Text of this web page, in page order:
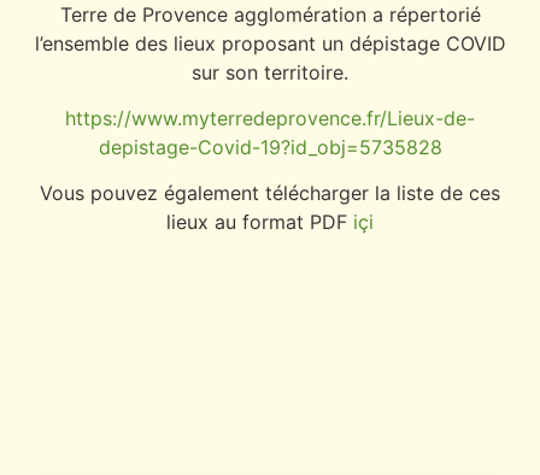
Terre de Provence agglomération a répertorié
l’ensemble des lieux proposant un dépistage COVID
sur son territoire.
https://www.myterredeprovence.fr/Lieux-de-
depistage-Covid-19?id_obj=5735828
Vous pouvez également télécharger la liste de ces
lieux au format PDF içi